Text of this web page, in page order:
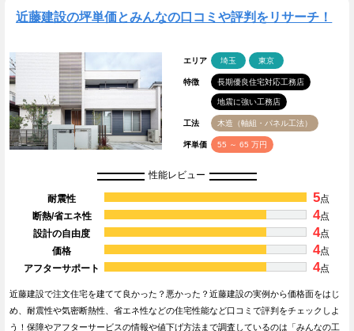
近藤建設の坪単価とみんなの口コミや評判をリサーチ！
エリア 埼玉 東京
特徴 長期優良住宅対応工務店
地震に強い工務店
工法 木造（軸組・パネル工法）
坪単価 55 ～ 65 万円
性能レビュー
耐震性 5点
断熱/省エネ性
4点
設計の自由度
4点
価格
4点
アフターサポート
4点
近藤建設で注文住宅を建てて良かった？悪かった？近藤建設の実例から価格面をはじ
め、耐震性や気密断熱性、省エネ性などの住宅性能など口コミで評判をチェックしよ
う！保障やアフターサービスの情報や値下げ方法まで調査しているのは「みんなの工